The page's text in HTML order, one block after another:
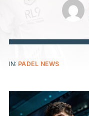
IN: PADEL NEWS